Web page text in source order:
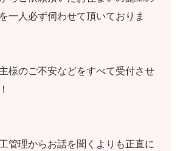
一人必ず伺わせて頂いておりま
様のご不安などをすべて受付させ
管理からお話を聞くよりも正直に